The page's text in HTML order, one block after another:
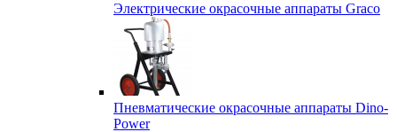
Электрические окрасочные аппараты Graco
Пневматические окрасочные аппараты Dino-
Power